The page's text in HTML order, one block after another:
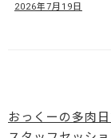
2026年7月19日
おっくーの多肉